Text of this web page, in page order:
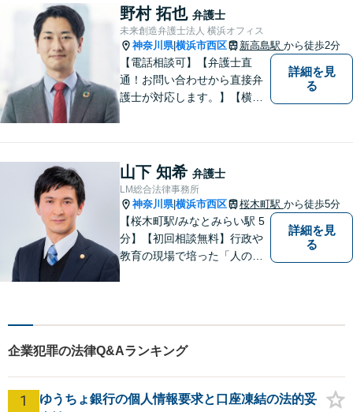
します。【独占禁止法・下請
法の著書執筆】
野村 拓也 弁護士
未来創造弁護士法人 横浜オフィス
神奈川県|横浜市西区 新高島駅 から徒歩2分
【電話相談可】【弁護士直
通！お問い合わせから直接弁
護士が対応します。】【横浜
労働・雇用【法人・個人とも
に対応】フットワークが軽
く、密なコミュニケーション
を心がけます。
詳細を見
る
山下 知希 弁護士
LM総合法律事務所
神奈川県|横浜市西区 桜木町駅 から徒歩5分
【桜木町駅/みなとみらい駅 5
分】【初回相談無料】行政や
教育の現場で培った「人の話
ください。「相談してよかっ
た」と思える解決を共に目指
します。
詳細を見
る
企業犯罪の法律Q&Aランキング
1
ゆうちょ銀行の個人情報要求と口座凍結の法的妥